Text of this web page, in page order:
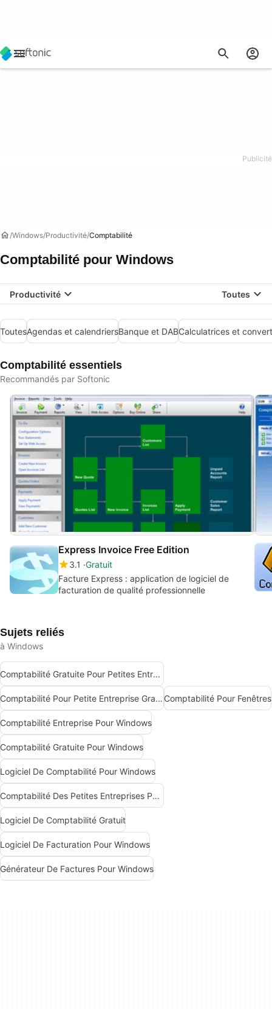
Windows Productivité Comptabilité
Comptabilité pour Windows
Productivité Toutes
ToutesAgendas et calendriersBanque et DABCalculatrices et
Comptabilité essentiels
Recommandés par Softonic
Express Invoice Free Edition
3.1 Gratuit
Facture Express : application de logiciel de
facturation de qualité professionnelle
Sujets reliés
à Windows
Comptabilité Gratuite Pour Petites Entreprises Pour Windows
Comptabilité Pour Petite Entreprise Gratuite Comptabilité Pour Fenêtres
Comptabilité Entreprise Pour Windows
Comptabilité Gratuite Pour Windows
Logiciel De Comptabilité Pour Windows
Comptabilité Des Petites Entreprises Pour Windows
Logiciel De Comptabilité Gratuit
Logiciel De Facturation Pour Windows
Générateur De Factures Pour Windows